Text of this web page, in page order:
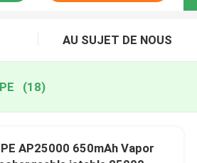
AU SUJET DE NOUS
(18)
AP25000 650mAh Vapor